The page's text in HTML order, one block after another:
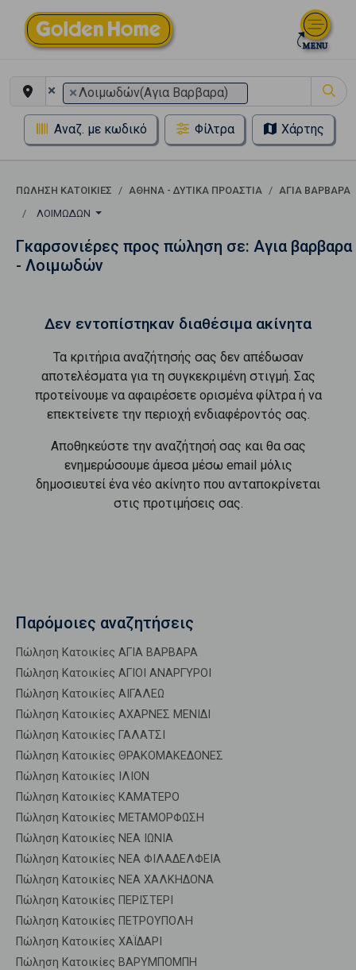
× ×Λοιμωδών(Αγια Βαρβαρα)
Αναζ. με κωδικό Φίλτρα Χάρτης
ΠΏΛΗΣΗ ΚΑΤΟΙΚΊΕΣ ΑΘΗΝΑ - ΔΥΤΙΚΑ ΠΡΟΑΣΤΙΑ
ΑΓΙΑ ΒΑΡΒΑΡΑ
ΛΟΙΜΩΔΏΝ
Γκαρσονιέρες προς πώληση σε: Αγια βαρβαρα
- Λοιμωδών
Δεν εντοπίστηκαν διαθέσιμα ακίνητα
Τα κριτήρια αναζήτησής σας δεν απέδωσαν
αποτελέσματα για τη συγκεκριμένη στιγμή. Σας
προτείνουμε να αφαιρέσετε ορισμένα φίλτρα ή να
επεκτείνετε την περιοχή ενδιαφέροντός σας.
Αποθηκεύστε την αναζήτησή σας και θα σας
ενημερώσουμε άμεσα μέσω email μόλις
δημοσιευτεί ένα νέο ακίνητο που ανταποκρίνεται
στις προτιμήσεις σας.
Παρόμοιες αναζητήσεις
Πώληση Κατοικίες ΑΓΙΑ ΒΑΡΒΑΡΑ
Πώληση Κατοικίες ΑΓΙΟΙ ΑΝΑΡΓΥΡΟΙ
Πώληση Κατοικίες ΑΙΓΑΛΕΩ
Πώληση Κατοικίες ΑΧΑΡΝΕΣ ΜΕΝΙΔΙ
Πώληση Κατοικίες ΓΑΛΑΤΣΙ
Πώληση Κατοικίες ΘΡΑΚΟΜΑΚΕΔΟΝΕΣ
Πώληση Κατοικίες ΙΛΙΟΝ
Πώληση Κατοικίες ΚΑΜΑΤΕΡΟ
Πώληση Κατοικίες ΜΕΤΑΜΟΡΦΩΣΗ
Πώληση Κατοικίες ΝΕΑ ΙΩΝΙΑ
Πώληση Κατοικίες ΝΕΑ ΦΙΛΑΔΕΛΦΕΙΑ
Πώληση Κατοικίες ΝΕΑ ΧΑΛΚΗΔΟΝΑ
Πώληση Κατοικίες ΠΕΡΙΣΤΕΡΙ
Πώληση Κατοικίες ΠΕΤΡΟΥΠΟΛΗ
Πώληση Κατοικίες ΧΑΪΔΑΡΙ
Πώληση Κατοικίες ΒΑΡΥΜΠΟΜΠΗ